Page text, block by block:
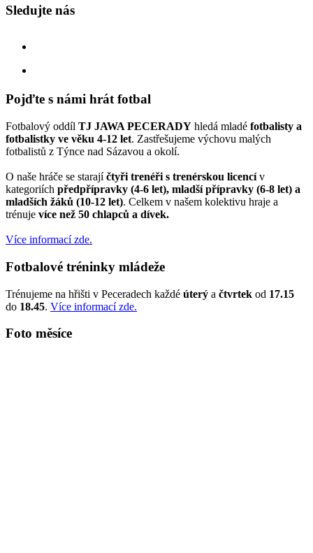
Sledujte nás
Pojďte s námi hrát fotbal
Fotbalový oddíl TJ JAWA PECERADY hledá mladé fotbalisty a
fotbalistky ve věku 4-12 let. Zastřešujeme výchovu malých
fotbalistů z Týnce nad Sázavou a okolí.
O naše hráče se starajíčtyři trenéři s trenérskou licencív
kategoriích předpřípravky (4-6 let), mladší přípravky (6-8 let) a
mladších žáků (10-12 let). Celkem v našem kolektivu hraje a
trénuje více než 50 chlapců a dívek.
Více informací zde.
Fotbalové tréninky mládeže
Trénujeme na hřišti v Peceradech každé úterý a čtvrtek od 17.15
do 18.45. Více informací zde.
Foto měsíce